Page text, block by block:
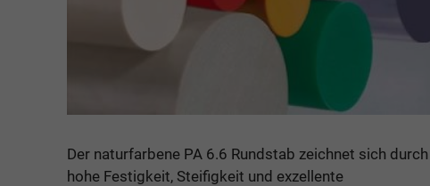
Der naturfarbene PA 6.6 Rundstab zeichnet sich durch
hohe Festigkeit, Steifigkeit und exzellente